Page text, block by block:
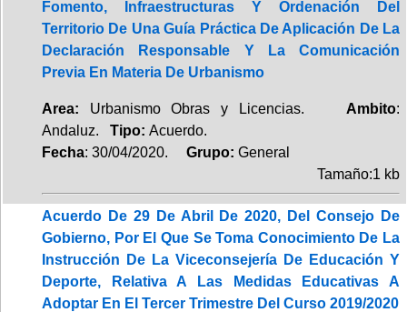
Fomento, Infraestructuras Y Ordenación Del
Territorio De Una Guía Práctica De Aplicación De La
Declaración Responsable Y La Comunicación
Previa En Materia De Urbanismo
Area: Urbanismo Obras y Licencias. Ambito:
Andaluz. Tipo: Acuerdo.
Fecha: 30/04/2020. Grupo: General
Tamaño:1 kb
Acuerdo De 29 De Abril De 2020, Del Consejo De
Gobierno, Por El Que Se Toma Conocimiento De La
Instrucción De La Viceconsejería De Educación Y
Deporte, Relativa A Las Medidas Educativas A
Adoptar En El Tercer Trimestre Del Curso 2019/2020